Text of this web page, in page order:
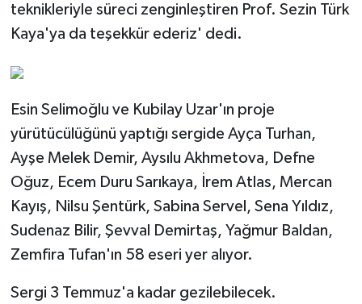
teknikleriyle süreci zenginleştiren Prof. Sezin Türk
Kaya'ya da teşekkür ederiz' dedi.
Esin Selimoğlu ve Kubilay Uzar'ın proje
yürütücülüğünü yaptığı sergide Ayça Turhan,
Ayşe Melek Demir, Aysılu Akhmetova, Defne
Oğuz, Ecem Duru Sarıkaya, İrem Atlas, Mercan
Kayış, Nilsu Şentürk, Sabina Servel, Sena Yıldız,
Sudenaz Bilir, Şevval Demirtaş, Yağmur Baldan,
Zemfira Tufan'ın 58 eseri yer alıyor.
Sergi 3 Temmuz'a kadar gezilebilecek.